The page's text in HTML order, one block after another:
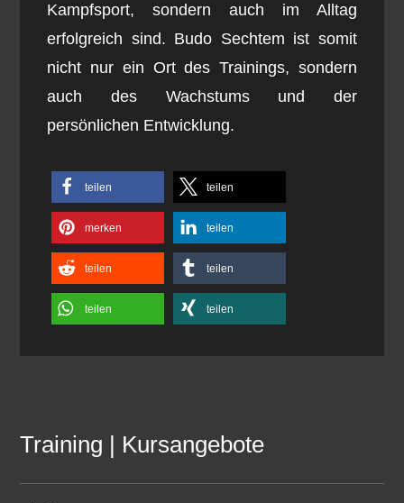
Kampfsport, sondern auch im Alltag
erfolgreich sind. Budo Sechtem ist somit
nicht nur ein Ort des Trainings, sondern
auch des Wachstums und der
persönlichen Entwicklung.
teilen teilen
merken teilen
teilen teilen
teilen teilen
Training | Kursangebote